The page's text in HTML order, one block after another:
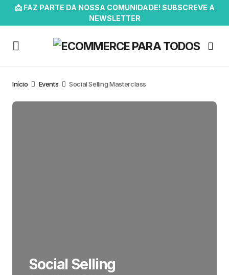
📩 FAZ PARTE DA NOSSA COMUNIDADE! SUBSCREVE A
NEWSLETTER
Início Events Social Selling Masterclass
Social Selling